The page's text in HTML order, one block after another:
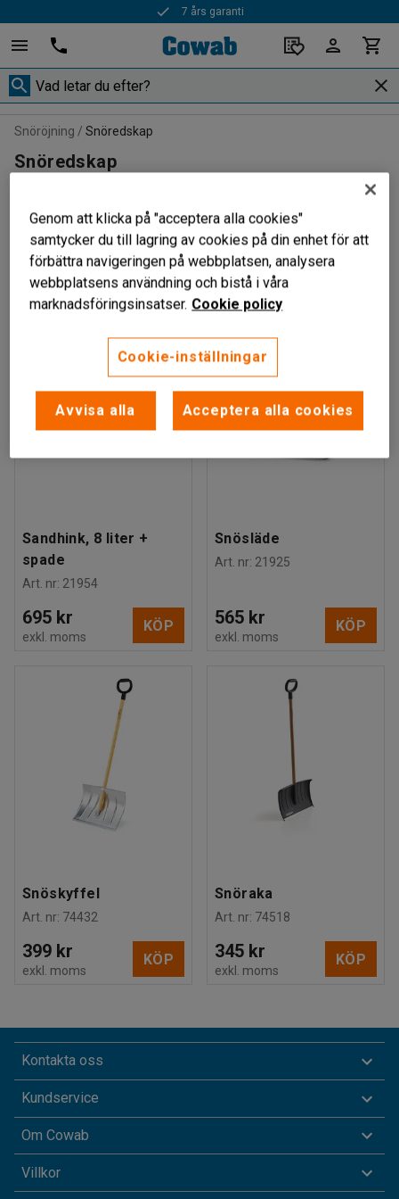
7 års garanti
Snöröjning Snöredskap
Snöredskap
Filtrera Sortera
4 produkter
Sandhink, 8 liter +
spade
Art. nr: 21954
695 kr
exkl. moms
KÖP
Snösläde
Art. nr: 21925
565 kr
exkl. moms
KÖP
Snöskyffel
Art. nr: 74432
399 kr
exkl. moms
KÖP
Snöraka
Art. nr: 74518
345 kr
exkl. moms
KÖP
Kontakta oss
Kundservice
Om Cowab
Villkor
Genom att klicka på "acceptera alla cookies"
samtycker du till lagring av cookies på din enhet för att
förbättra navigeringen på webbplatsen, analysera
webbplatsens användning och bistå i våra
marknadsföringsinsatser. Cookie policy
Cookie-inställningar
Avvisa alla Acceptera alla cookies